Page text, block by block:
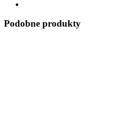
Podobne produkty